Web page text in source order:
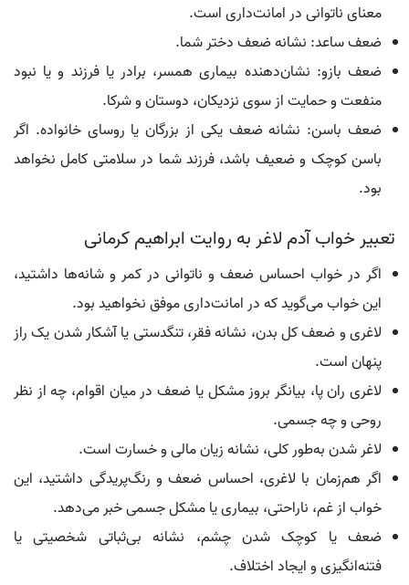
معنای ناتوانی در امانت‌داری است.
ضعف ساعد: نشانه ضعف دختر شما.
ضعف بازو: نشان‌دهنده بیماری همسر، برادر یا فرزند و یا نبود
منفعت و حمایت از سوی نزدیکان، دوستان و شرکا.
ضعف باسن: نشانه ضعف یکی از بزرگان یا روسای خانواده. اگر
باسن کوچک و ضعیف باشد، فرزند شما در سلامتی کامل نخواهد
بود.
تعبیر خواب آدم لاغر به روایت ابراهیم کرمانی
اگر در خواب احساس ضعف و ناتوانی در کمر و شانه‌ها داشتید،
این خواب می‌گوید که در امانت‌داری موفق نخواهید بود.
لاغری و ضعف کل بدن، نشانه فقر، تنگدستی یا آشکار شدن یک راز
پنهان است.
لاغری ران پا، بیانگر بروز مشکل یا ضعف در میان اقوام، چه از نظر
روحی و چه جسمی.
لاغر شدن به‌طور کلی، نشانه زیان مالی و خسارت است.
اگر هم‌زمان با لاغری، احساس ضعف و رنگ‌پریدگی داشتید، این
خواب از غم، ناراحتی، بیماری یا مشکل جسمی خبر می‌دهد.
ضعف یا کوچک شدن چشم، نشانه بی‌ثباتی شخصیتی یا
فتنه‌انگیزی و ایجاد اختلاف.